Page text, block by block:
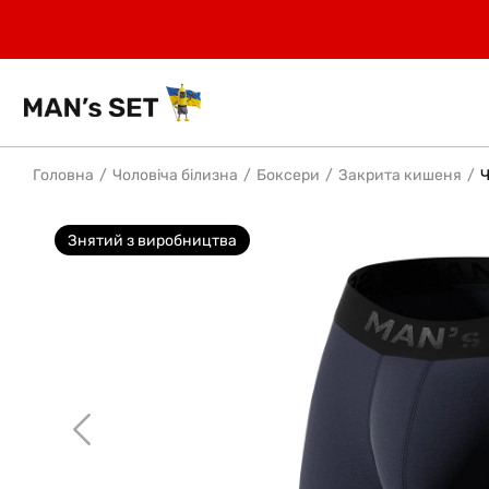
Головна Чоловіча білизна Боксери Закрита кишеня
Знятий з виробництва